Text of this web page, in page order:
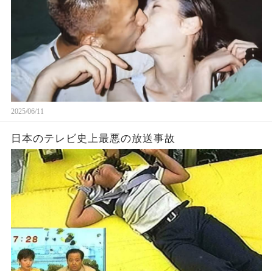
2025/06/11
日本のテレビ史上最悪の放送事故